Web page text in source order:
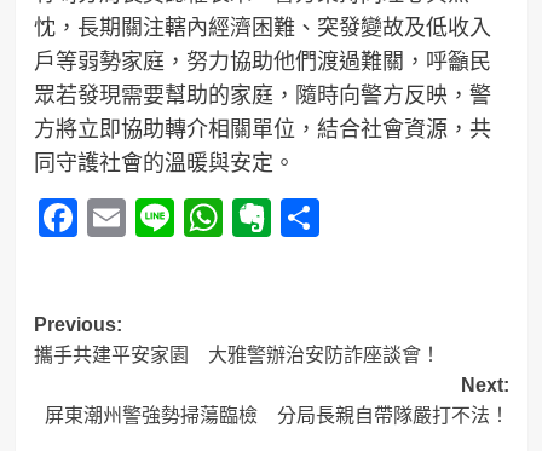
忱，長期關注轄內經濟困難、突發變故及低收入
戶等弱勢家庭，努力協助他們渡過難關，呼籲民
眾若發現需要幫助的家庭，隨時向警方反映，警
方將立即協助轉介相關單位，結合社會資源，共
同守護社會的溫暖與安定。
Facebook
Email
LineWhatsApp
Evernote
分
Post
navigation
Previous:
攜手共建平安家園 大雅警辦治安防詐座談會！
Next:
屏東潮州警強勢掃蕩臨檢 分局長親自帶隊嚴打不法！